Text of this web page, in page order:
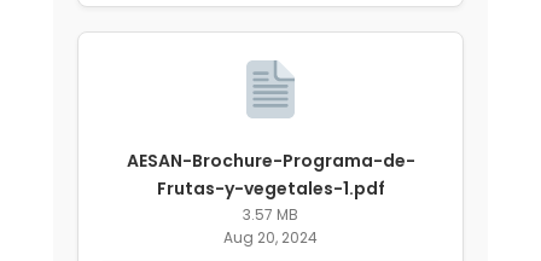
AESAN-Brochure-Programa-de-
Frutas-y-vegetales-1.pdf
3.57 MB
Aug 20, 2024